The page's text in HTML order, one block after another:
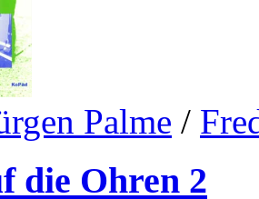
Palme /
die Ohren 2